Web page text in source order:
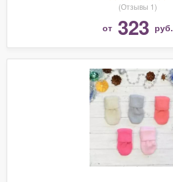
(Отзывы 1)
от 323 руб.